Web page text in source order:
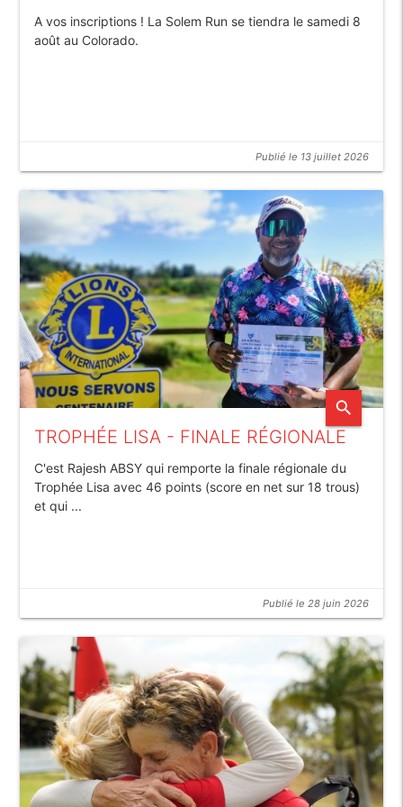
A vos inscriptions ! La Solem Run se tiendra le samedi 8
août au Colorado.
Publié le 13 juillet 2026
search
TROPHÉE LISA - FINALE RÉGIONALE
C'est Rajesh ABSY qui remporte la finale régionale du
Trophée Lisa avec 46 points (score en net sur 18 trous)
et qui ...
Publié le 28 juin 2026